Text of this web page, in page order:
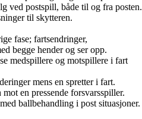
ved postspill, både til og fra posten.
til skytteren.
fase; fartsendringer,
begge hender og ser opp.
medspillere og motspillere i fart
mens en spretter i fart.
en pressende forsvarsspiller.
ballbehandling i post situasjoner.